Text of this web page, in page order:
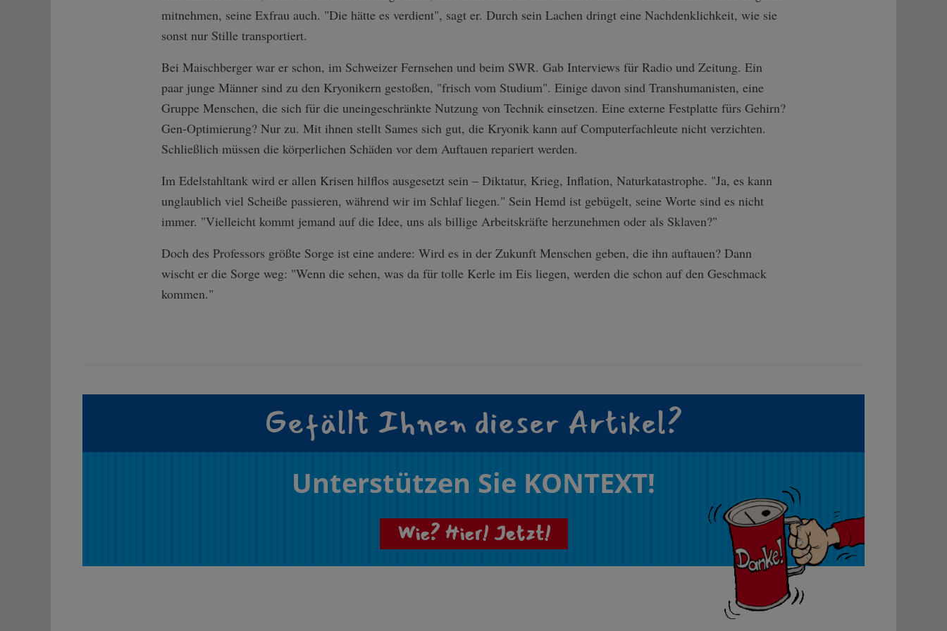
mitnehmen, seine Exfrau auch. "Die hätte es verdient", sagt er. Durch sein Lachen dringt eine Nachdenklichkeit, wie sie
sonst nur Stille transportiert.
Bei Maischberger war er schon, im Schweizer Fernsehen und beim SWR. Gab Interviews für Radio und Zeitung. Ein
paar junge Männer sind zu den Kryonikern gestoßen, "frisch vom Studium". Einige davon sind Transhumanisten, eine
Gruppe Menschen, die sich für die uneingeschränkte Nutzung von Technik einsetzen. Eine externe Festplatte fürs Gehirn?
Gen-Optimierung? Nur zu. Mit ihnen stellt Sames sich gut, die Kryonik kann auf Computerfachleute nicht verzichten.
Schließlich müssen die körperlichen Schäden vor dem Auftauen repariert werden.
Im Edelstahltank wird er allen Krisen hilflos ausgesetzt sein – Diktatur, Krieg, Inflation, Naturkatastrophe. "Ja, es kann
unglaublich viel Scheiße passieren, während wir im Schlaf liegen." Sein Hemd ist gebügelt, seine Worte sind es nicht
immer. "Vielleicht kommt jemand auf die Idee, uns als billige Arbeitskräfte herzunehmen oder als Sklaven?"
Doch des Professors größte Sorge ist eine andere: Wird es in der Zukunft Menschen geben, die ihn auftauen? Dann
wischt er die Sorge weg: "Wenn die sehen, was da für tolle Kerle im Eis liegen, werden die schon auf den Geschmack
kommen."
Gefällt Ihnen dieser Artikel?
Unterstützen Sie KONTEXT!
Wie? Hier! Jetzt!